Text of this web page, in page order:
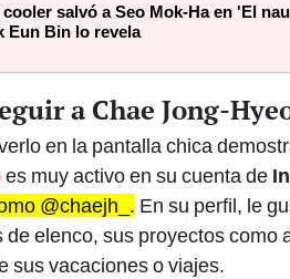
salvó a Seo Mok-Ha en 'El
Eun Bin lo revela
a Chae Jong-
en la pantalla chica
es muy activo en su cuenta de
@chaejh_. En su perfil, le
de elenco, sus proyectos como
sus vacaciones o viajes.